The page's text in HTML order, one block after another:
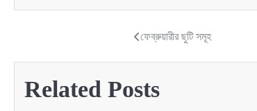
navigation
ফেব্রুয়ারীর ছুটি সমূহ
Related Posts